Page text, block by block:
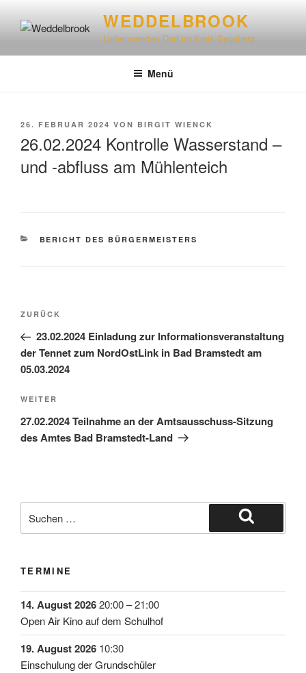
WEDDELBROOK
Liebenswertes Dorf im Kreis Segeberg
Menü
26. FEBRUAR 2024 VON BIRGIT WIENCK
26.02.2024 Kontrolle Wasserstand –
und -abfluss am Mühlenteich
BERICHT DES BÜRGERMEISTERS
ZURÜCK
23.02.2024 Einladung zur Informationsveranstaltung
der Tennet zum NordOstLink in Bad Bramstedt am
05.03.2024
WEITER
27.02.2024 Teilnahme an der Amtsausschuss-Sitzung
des Amtes Bad Bramstedt-Land
TERMINE
14. August 202620:00–21:00
Open Air Kino auf dem Schulhof
19. August 2026 10:30
Einschulung der Grundschüler